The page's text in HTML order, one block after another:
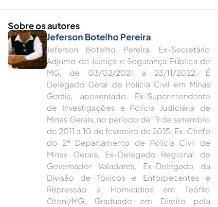
Sobre os autores
Jeferson Botelho Pereira
Jeferson Botelho Pereira. Ex-Secretário
Adjunto de Justiça e Segurança Pública de
MG, de 03/02/2021 a 23/11/2022. É
Delegado Geral de Polícia Civil em Minas
Gerais, aposentado. Ex-Superintendente
de Investigações e Polícia Judiciária de
Minas Gerais, no período de 19 de setembro
de 2011 a 10 de fevereiro de 2015. Ex-Chefe
do 2º Departamento de Polícia Civil de
Minas Gerais, Ex-Delegado Regional de
Governador Valadares, Ex-Delegado da
Divisão de Tóxicos e Entorpecentes e
Repressão a Homicídios em Teófilo
Otoni/MG, Graduado em Direito pela